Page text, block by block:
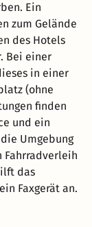
Ein
zum Gelände
des Hotels
Bei einer
in einer
(ohne
finden
und ein
Umgebung
Fahrradverleih
das
Faxgerät an.